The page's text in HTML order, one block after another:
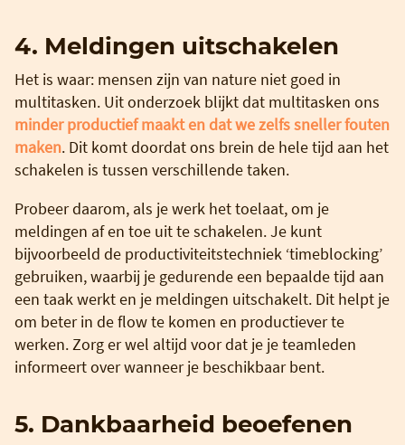
4. Meldingen uitschakelen
Het is waar: mensen zijn van nature niet goed in
multitasken. Uit onderzoek blijkt dat multitasken ons
minder productief maakt en dat we zelfs sneller fouten
maken. Dit komt doordat ons brein de hele tijd aan het
schakelen is tussen verschillende taken.
Probeer daarom, als je werk het toelaat, om je
meldingen af en toe uit te schakelen. Je kunt
bijvoorbeeld de productiviteitstechniek ‘timeblocking’
gebruiken, waarbij je gedurende een bepaalde tijd aan
een taak werkt en je meldingen uitschakelt. Dit helpt je
om beter in de flow te komen en productiever te
werken. Zorg er wel altijd voor dat je je teamleden
informeert over wanneer je beschikbaar bent.
5. Dankbaarheid beoefenen